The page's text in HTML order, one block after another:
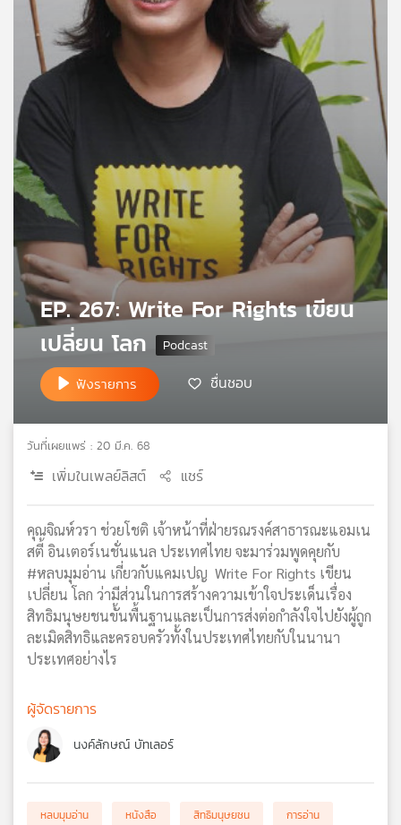
บทความ
ข่าว
และ
กิจกรรม
เกี่ยว
เครือ
ข่าย
แผนที่
เครือ
ข่าย
EP. 267: Write For Rights เขียน
เปลี่ยน โลก
ฟังรายการ ชื่นชอบ
วันที่เผยแพร่ : 20 มี.ค. 68
เพิ่มในเพลย์ลิสต์ แชร์
คุณจิณห์วรา ช่วยโชติ เจ้าหน้าที่ฝ่ายรณรงค์สาธารณะแอมเน
สตี้ อินเตอร์เนชั่นแนล ประเทศไทย จะมาร่วมพูดคุยกับ
#หลบมุมอ่าน เกี่ยวกับแคมเปญ Write For Rights เขียน
เปลี่ยน โลก ว่ามีส่วนในการสร้างความเข้าใจประเด็นเรื่อง
สิทธิมนุษยชนขั้นพื้นฐานและเป็นการส่งต่อกำลังใจไปยังผู้ถูก
ละเมิดสิทธิและครอบครัวทั้งในประเทศไทยกับในนานา
ประเทศอย่างไร
ผู้จัดรายการ
นงค์ลักษณ์ บัทเลอร์
หลบมุมอ่าน หนังสือ สิทธิมนุษยชน
การอ่าน